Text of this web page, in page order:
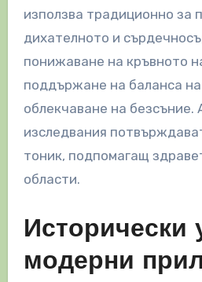
използва традиционно за
дихателното и
понижаване на кръвното
поддържане на баланса
облекчаване на безсъние.
изследвания
тоник, подпомагащ
области.
Исторически
модерни